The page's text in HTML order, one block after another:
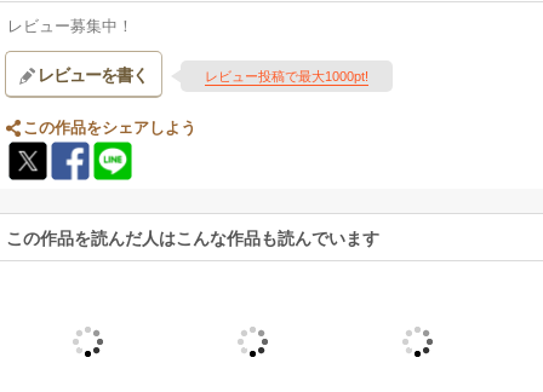
レビュー募集中！
レビューを書く レビュー投稿で最大1000pt!
この作品をシェアしよう
この作品を読んだ人はこんな作品も読んでいます